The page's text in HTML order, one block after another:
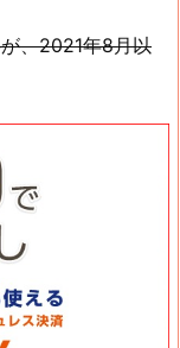
、2021年8月以